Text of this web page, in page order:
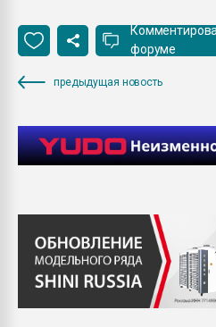
форуме
предыдущая новость